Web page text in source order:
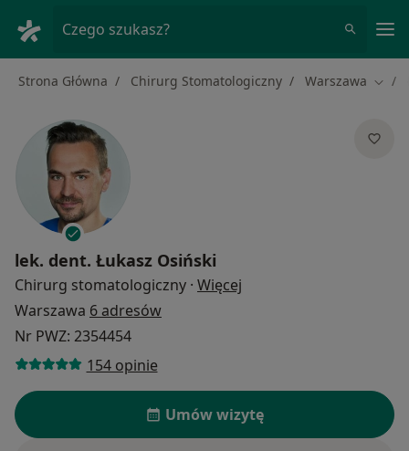
Czego szukasz?
Strona Główna Chirurg Stomatologiczny Warszawa
lek. dent. Łukasz Osiński
Chirurg stomatologiczny · Więcej
Warszawa 6 adresów
Nr PWZ: 2354454
154 opinie
Umów wizytę